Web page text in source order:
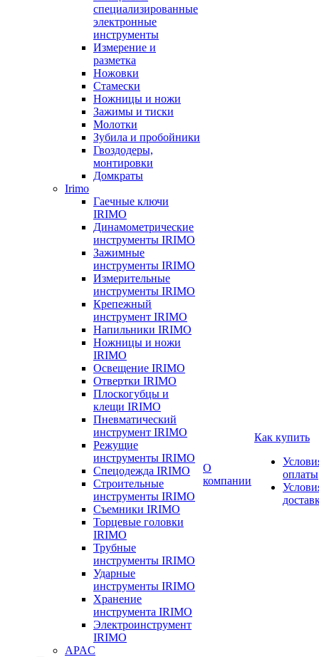
специализированные
электронные
инструменты
Измерение и
разметка
Ножовки
Стамески
Ножницы и ножи
Зажимы и тиски
Молотки
Зубила и пробойники
Гвоздодеры,
монтировки
Домкраты
Irimo
Гаечные ключи
IRIMO
Динамометрические
инструменты IRIMO
Зажимные
инструменты IRIMO
Измерительные
инструменты IRIMO
Крепежный
инструмент IRIMO
Напильники IRIMO
Ножницы и ножи
IRIMO
Освещение IRIMO
Отвертки IRIMO
Плоскогубцы и
клещи IRIMO
Пневматический
инструмент IRIMO
Режущие
инструменты IRIMO
Спецодежда IRIMO
Строительные
инструменты IRIMO
Съемники IRIMO
Торцевые головки
IRIMO
Трубные
инструменты IRIMO
Ударные
инструменты IRIMO
Хранение
инструмента IRIMO
Электроинструмент
IRIMO
APAC
О
компании
Как купить
оплаты